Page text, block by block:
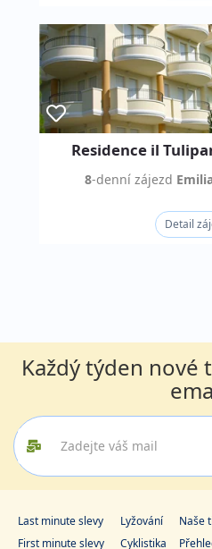
Residence il
8-denní zájezd
Detail
Každý týden nové
Last minute slevy
First minute slevy
Lyžování
Cyklistika
Naše